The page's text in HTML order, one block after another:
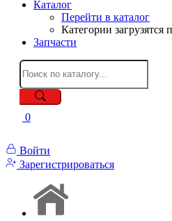
Каталог
Перейти в каталог
Категории загрузятся
Запчасти
0
Войти
Зарегистрироваться